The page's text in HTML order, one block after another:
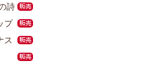
詩
プ
ス